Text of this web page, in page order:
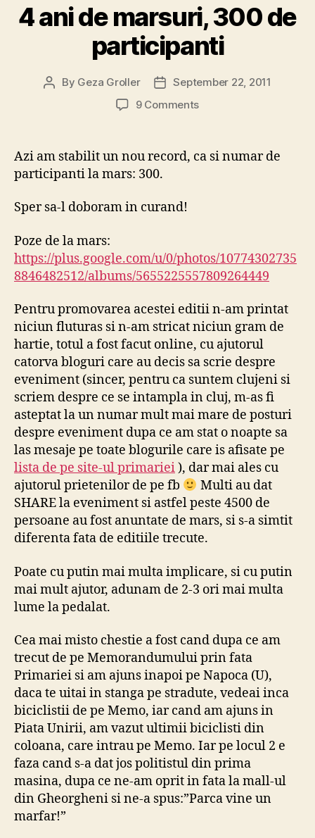
4 ani de marsuri, 300 de
participanti
Post
By Geza Groller
PostSeptember 22, 2011
9 Commentson
Azi am stabilit un nou record, ca si numar de
participanti la mars: 300.
Sper sa-l doboram in curand!
Poze de la mars:
https://plus.google.com/u/0/photos/10774302735
8846482512/albums/5655225557809264449
Pentru promovarea acestei editii n-am printat
niciun fluturas si n-am stricat niciun gram de
hartie, totul a fost facut online, cu ajutorul
catorva bloguri care au decis sa scrie despre
eveniment (sincer, pentru ca suntem clujeni si
scriem despre ce se intampla in cluj, m-as fi
asteptat la un numar mult mai mare de posturi
despre eveniment dupa ce am stat o noapte sa
las mesaje pe toate blogurile care is afisate pe
lista de pe site-ul primariei), dar mai ales cu
ajutorul prietenilor de pe fb
Multi au dat
SHARE la eveniment si astfel peste 4500 de
persoane au fost anuntate de mars, si s-a simtit
diferenta fata de editiile trecute.
Poate cu putin mai multa implicare, si cu putin
mai mult ajutor, adunam de 2-3 ori mai multa
lume la pedalat.
Cea mai misto chestie a fost cand dupa ce am
trecut de pe Memorandumului prin fata
Primariei si am ajuns inapoi pe Napoca (U),
daca te uitai in stanga pe stradute, vedeai inca
biciclistii de pe Memo, iar cand am ajuns in
Piata Unirii, am vazut ultimii biciclisti din
coloana, care intrau pe Memo. Iar pe locul 2 e
faza cand s-a dat jos politistul din prima
masina, dupa ce ne-am oprit in fata la mall-ul
din Gheorgheni si ne-a spus:”Parca vine un
marfar!”